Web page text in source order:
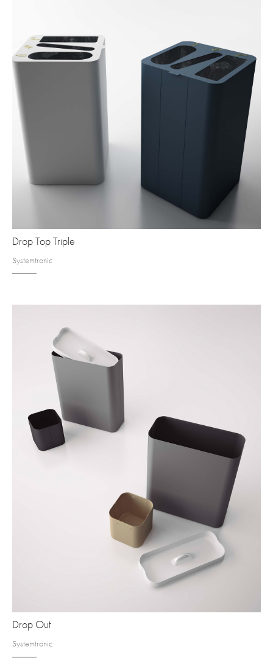
Drop Top Triple
Systemtronic
Drop Out
Systemtronic